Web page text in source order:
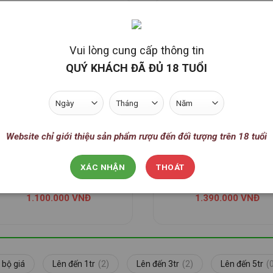
Collection Field Blend
1.100.000VNĐ
Pape – Chateauneuf Du
1.390.000VNĐ
giá Lên đến 1tr (2) Lên đến 3tr (2) Lên đến 5tr
Vui lòng cung cấp thông tin
QUÝ KHÁCH ĐÃ ĐỦ 18 TUỔI
Website chỉ giới thiệu sản phẩm rượu đến đối tượng trên 18 tuổi
XÁC NHẬN THOÁT